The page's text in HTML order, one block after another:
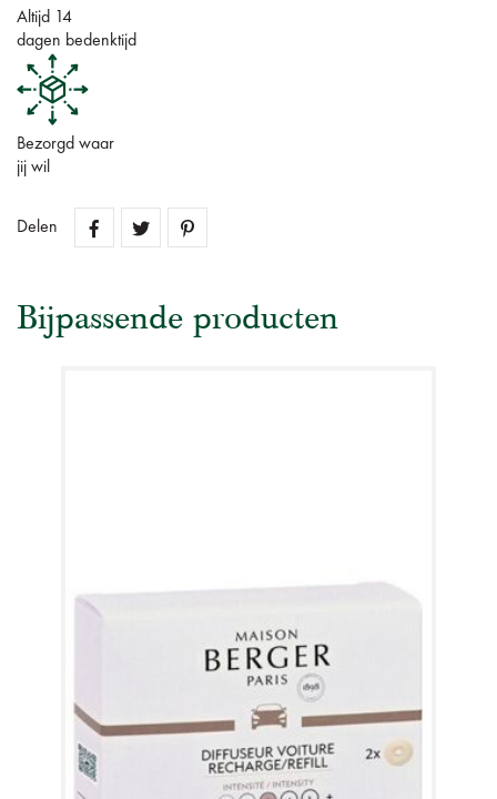
Altijd 14
dagen bedenktijd
Bezorgd waar
jij wil
Delen
Bijpassende producten